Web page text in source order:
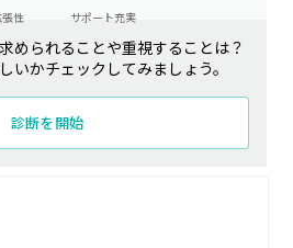
サポート充実
性
められることや重視することは？
いかチェックしてみましょう。
診断を開始